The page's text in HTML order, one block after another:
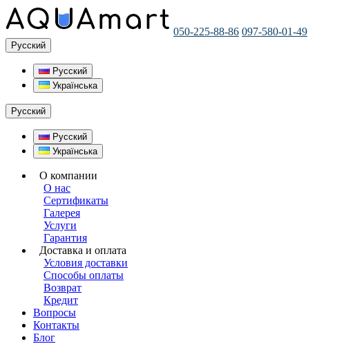
050-225-88-86 097-580-01-49
Русский
Русский
Українська
Русский
Русский
Українська
О компании
О нас
Сертификаты
Галерея
Услуги
Гарантия
Доставка и оплата
Условия доставки
Способы оплаты
Возврат
Кредит
Вопросы
Контакты
Блог